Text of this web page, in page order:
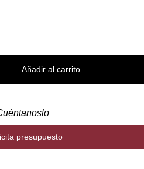
Añadir al carrito
presupuesto